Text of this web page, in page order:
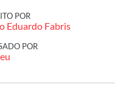
POR
Eduardo Fabris
POR